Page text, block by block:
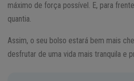
máximo de força possível. E, para
quantia.
Assim, o seu bolso estará bem mais
desfrutar de uma vida mais tranquila e